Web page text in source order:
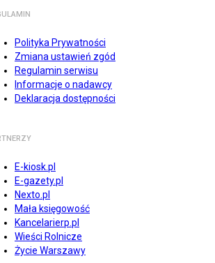
Polityka Prywatności
Zmiana ustawień zgód
Regulamin serwisu
Informacje o nadawcy
Deklaracja dostępności
E-kiosk.pl
E-gazety.pl
Nexto.pl
Mała księgowość
Kancelarierp.pl
Wieści Rolnicze
Życie Warszawy